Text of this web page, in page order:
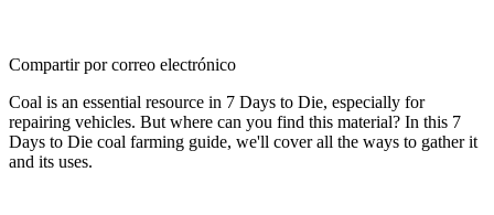
Compartir por correo electrónico
Coal is an essential resource in 7 Days to Die, especially for
repairing vehicles. But where can you find this material? In this 7
Days to Die coal farming guide, we'll cover all the ways to gather it
and its uses.